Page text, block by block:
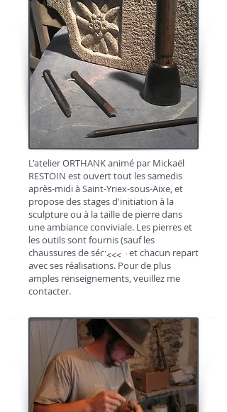
L'atelier ORTHANK animé par Mickaël
RESTOIN est ouvert tout les samedis
après-midi à Saint-Yriex-sous-Aixe, et
propose des stages d'initiation à la
sculpture ou à la taille de pierre dans
une ambiance conviviale. Les pierres et
les outils sont fournis (sauf les
chaussures de sécurité) et chacun repart
avec ses réalisations. Pour de plus
amples renseignements, veuillez me
contacter.
<<<